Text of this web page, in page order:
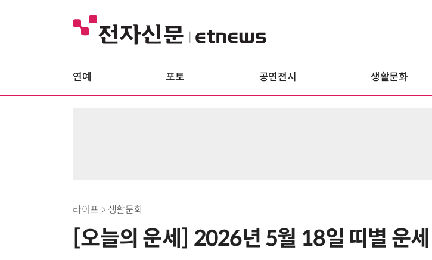
연예 포토 공연전시 생활문화
라이프 > 생활문화
[오늘의 운세] 2026년 5월 18일 띠별 운세